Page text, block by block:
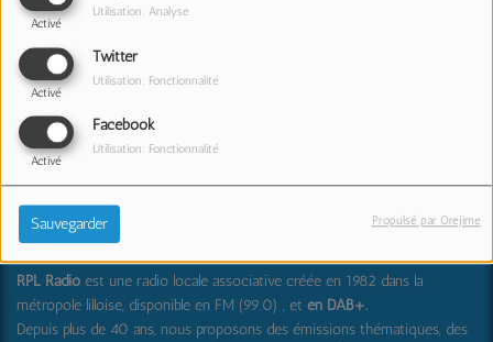
Activé
Utilisation: Analyse
Twitter
Activé
Utilisation: Fonctionnalité
Facebook
Activé
Utilisation: Fonctionnalité
Sauvegarder Propulsé par Orejime
SAMEDI, DE 22:00 À 00:00
RPL Radio : partager, transmettre, découvrir et surprendre
RPL Radio est une radio locale associative créée en 1982 dans la
métropole lilloise, disponible en FM (99.0) , et en DAB+.
Depuis plus de 40 ans, nous proposons des émissions thématiques, des